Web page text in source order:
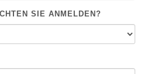
SIE ANMELDEN?